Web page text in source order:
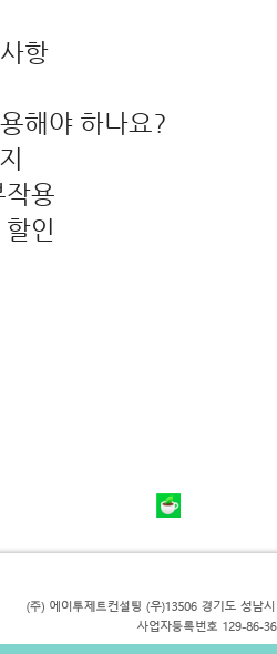
항
해야 하나요?
작용
인